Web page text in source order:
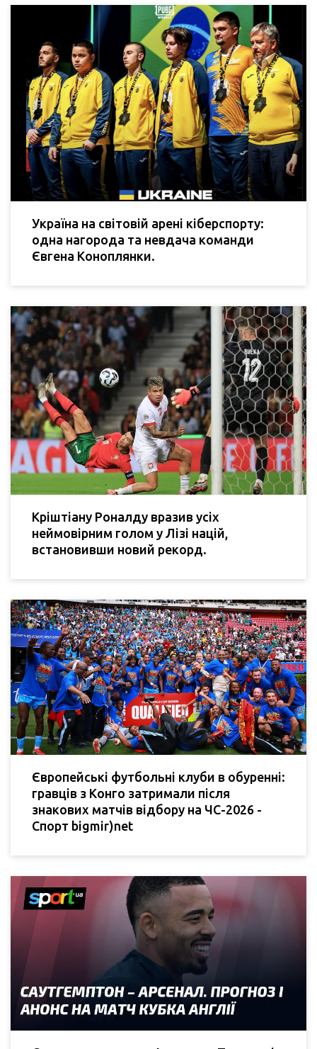
Україна на світовій арені кіберспорту:
одна нагорода та невдача команди
Євгена Коноплянки.
Кріштіану Роналду вразив усіх
неймовірним голом у Лізі націй,
встановивши новий рекорд.
Європейські футбольні клуби в обуренні:
гравців з Конго затримали після
знакових матчів відбору на ЧС-2026 -
Спорт bigmir)net